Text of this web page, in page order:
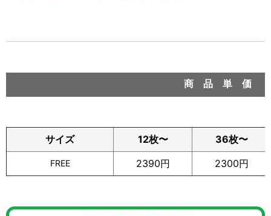
商 品 単 価
サイズ 12枚〜 36枚〜
FREE 2390円 2300円